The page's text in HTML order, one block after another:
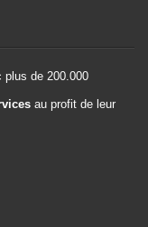
plus de 200.000
au profit de leur